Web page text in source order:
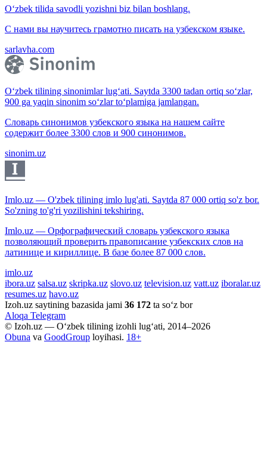
O‘zbek tilida savodli yozishni biz bilan boshlang.
С нами вы научитесь грамотно писать на узбекском языке.
sarlavha.com
O‘zbek tilining sinonimlar lug‘ati. Saytda 3300 tadan ortiq so‘zlar,
900 ga yaqin sinonim so‘zlar to‘plamiga jamlangan.
Словарь синонимов узбекского языка на нашем сайте
содержит более 3300 слов и 900 синонимов.
sinonim.uz
Imlo.uz — O'zbek tilining imlo lug'ati. Saytda 87 000 ortiq so'z bor.
So'zning to'g'ri yozilishini tekshiring.
Imlo.uz — Орфографический словарь узбекского языка
позволяющий проверить правописание узбекских слов на
латинице и кириллице. В базе более 87 000 слов.
imlo.uz
ibora.uz salsa.uz skripka.uz slovo.uz television.uz vatt.uz iboralar.uz
resumes.uz havo.uz
Izoh.uz saytining bazasida jami 36 172 ta so‘z bor
Aloqa Telegram
© Izoh.uz — O‘zbek tilining izohli lug‘ati, 2014–2026
Obuna va GoodGroup loyihasi. 18+